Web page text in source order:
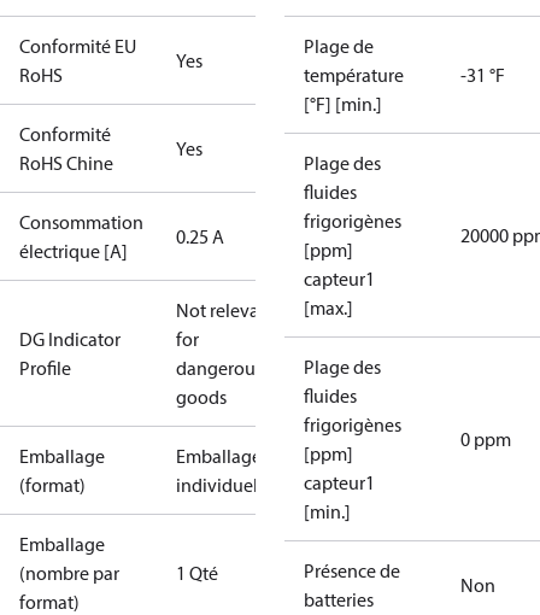
Conformité EU
RoHS
Yes
Conformité
RoHS Chine
Yes
Consommation
électrique [A]
0.25 A
DG Indicator
Profile
Not relevant
for
dangerous
goods
Emballage
(format)
Emballage
individuel
Emballage
(nombre par
format)
1 Qté
Plage de
température
[°F] [min.]
-31 °F
Plage des
fluides
frigorigènes
[ppm]
capteur1
[max.]
20000
Plage des
fluides
frigorigènes
[ppm]
capteur1
[min.]
0 ppm
Présence de
batteries
Non